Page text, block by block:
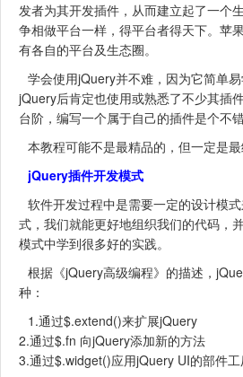
发者为其开发插件，从而建立起了一个
争相做平台一样，得平台者得天下。苹
有各自的平台及生态圈。
学会使用jQuery并不难，因为它简单
jQuery后肯定也使用或熟悉了不少其插
台阶，编写一个属于自己的插件是个不错
本教程可能不是最精品的，但一定是最
jQuery插件开发模式
软件开发过程中是需要一定的设计模
式，我们就能更好地组织我们的代码，
模式中学到很多好的实践。
根据《jQuery高级编程》的描述，
种：
1.通过$.extend()来扩展jQuery
2.通过$.fn 向jQuery添加新的方法
3.通过$.widget()应用jQuery UI的部件